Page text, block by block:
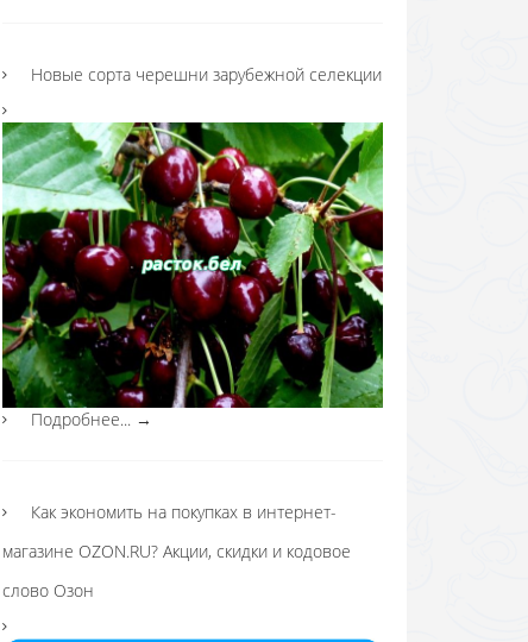
Новые сорта черешни зарубежной селекции
Подробнее... →
Как экономить на покупках в интернет-
магазине OZON.RU? Акции, скидки и кодовое
слово Озон